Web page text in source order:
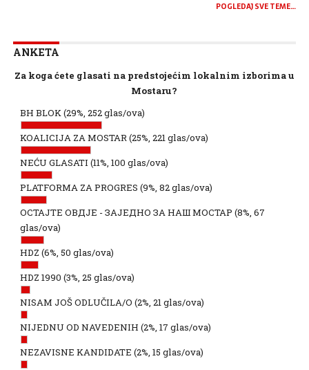
POGLEDAJ SVE TEME…
ANKETA
Za koga ćete glasati na predstojećim lokalnim izborima u
Mostaru?
BH BLOK(29%, 252 glas/ova)
KOALICIJA ZA MOSTAR(25%, 221 glas/ova)
NEĆU GLASATI (11%, 100 glas/ova)
PLATFORMA ZA PROGRES (9%, 82 glas/ova)
ОСТАЈТЕ ОВДЈЕ - ЗАЈЕДНО ЗА НАШ МОСТАР (8%, 67
glas/ova)
HDZ (6%, 50 glas/ova)
HDZ 1990 (3%, 25 glas/ova)
NISAM JOŠ ODLUČILA/O (2%, 21 glas/ova)
NIJEDNU OD NAVEDENIH (2%, 17 glas/ova)
NEZAVISNE KANDIDATE (2%, 15 glas/ova)